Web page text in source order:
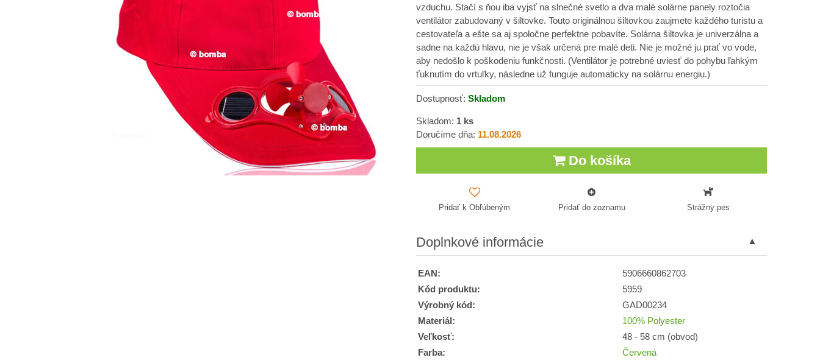
vzduchu. Stačí s ňou iba vyjsť na slnečné svetlo a dva malé solárne panely roztočia
ventilátor zabudovaný v šiltovke. Touto originálnou šiltovkou zaujmete každého turistu a
cestovateľa a ešte sa aj spoločne perfektne pobavíte. Solárna šiltovka je univerzálna a
sadne na každú hlavu, nie je však určená pre malé deti. Nie je možné ju prať vo vode,
aby nedošlo k poškodeniu funkčnosti. (Ventilátor je potrebné uviesť do pohybu ľahkým
ťuknutím do vrtuľky, následne už funguje automaticky na solárnu energiu.)
Dostupnosť: Skladom
Skladom: 1 ks
Doručíme dňa: 11.08.2026
Do košíka
Pridať k Obľúbeným Pridať do zoznamu Strážny pes
Doplnkové informácie
EAN:
5906660862703
Kód produktu:
5959
Výrobný kód:
GAD00234
Materiál:
100% Polyester
Veľkosť:
48 - 58 cm (obvod)
Farba:
Červená